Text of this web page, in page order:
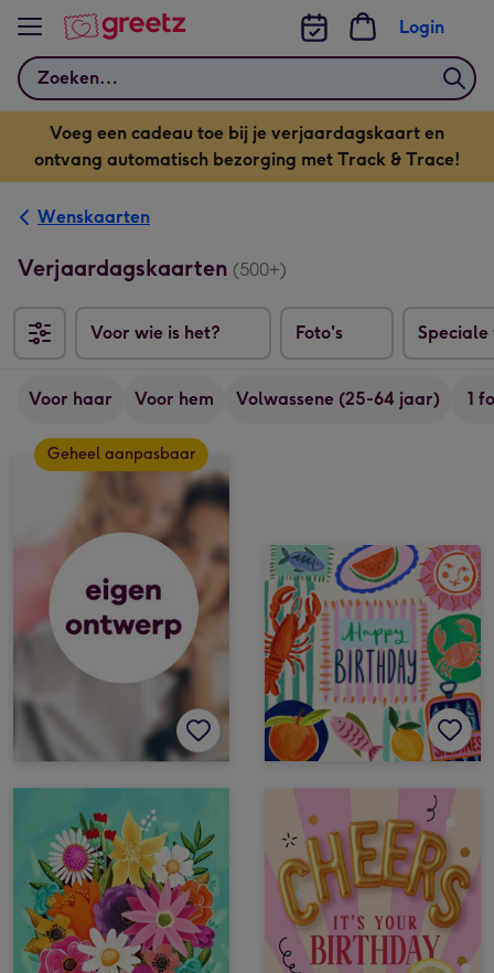
Bekijk meer
Zoeken
Login
Voeg een cadeau toe bij je verjaardagskaart en
ontvang automatisch bezorging met Track & Trace!
Wenskaarten
Verjaardagskaarten (500+)
Voor wie is het? Foto's
Voor haar Voor hem Volwassene (25-64 jaar) 1
Geheel aanpasbaar